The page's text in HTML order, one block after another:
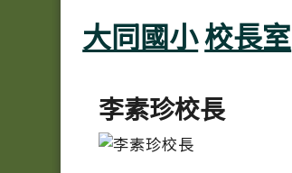
大同國小校長室
李素珍校長